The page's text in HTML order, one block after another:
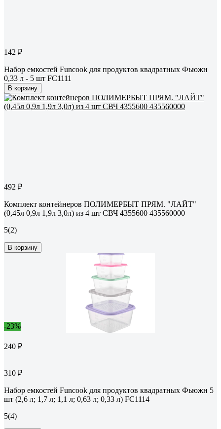
142 ₽
Набор емкостей Funcook для продуктов квадратных Фьюжн
0,33 л - 5 шт FC1111
В корзину
492 ₽
Комплект контейнеров ПОЛИМЕРБЫТ ПРЯМ. "ЛАЙТ"
(0,45л 0,9л 1,9л 3,0л) из 4 шт СВЧ 4355600 435560000
5(2)
В корзину
-23%
240 ₽
310 ₽
Набор емкостей Funcook для продуктов квадратных Фьюжн 5
шт (2,6 л; 1,7 л; 1,1 л; 0,63 л; 0,33 л) FC1114
5(4)